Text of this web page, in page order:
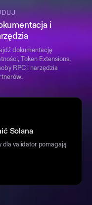
i
dokumentację
Token Extensions,
RPC i narzędzia
Solana
dla validator pomagają